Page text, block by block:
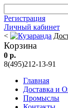
Регистрация
Личный кабинет
<
Корзина
0 р.
8(495)212-13-91
Главная
Доставка и
Промыслы